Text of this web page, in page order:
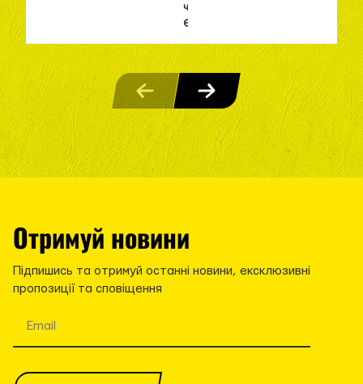
частини
Євро-2023...
Отримуй новини
Підпишись та отримуй останні новини, ексклюзивні
пропозиції та сповіщення